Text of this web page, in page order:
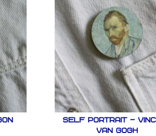
Self Portrait –
Van Gogh